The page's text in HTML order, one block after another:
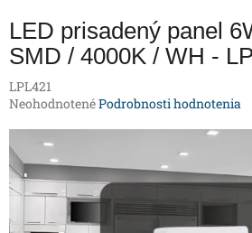
LED prisadený panel
SMD / 4000K / WH -
LPL421
Priemerné
je
0,0
z
hviezdičiek.
NeohodnotenéPodrobnosti hodnotenia